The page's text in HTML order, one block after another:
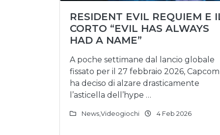
RESIDENT EVIL REQUIEM E
CORTO “EVIL HAS ALWAYS
HAD A NAME”
A poche settimane dal lancio globale
fissato per il 27 febbraio 2026, Capcom
ha deciso di alzare drasticamente
l’asticella dell’hype …
NewsVideogiochi 4 Feb 2026